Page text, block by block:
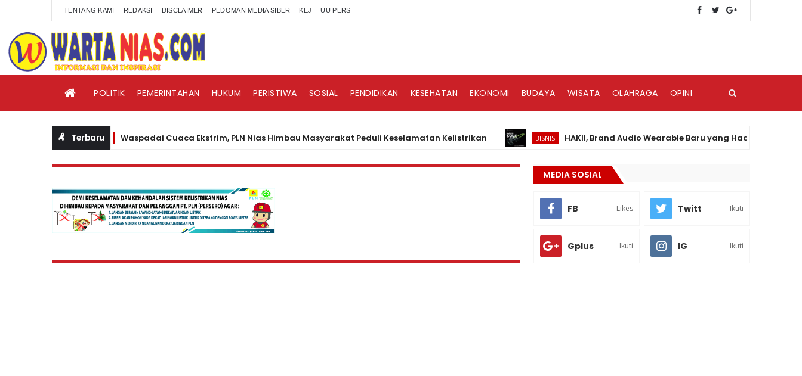
TENTANG KAMI REDAKSI DISCLAIMER PEDOMAN MEDIA SIBER KEJ UU PERS
POLITIK PEMERINTAHAN HUKUM PERISTIWA SOSIAL PENDIDIKAN KESEHATAN EKONOMI BUDAYA WISATA OLAHRAGA OPINI
Terbaru
BERITA Waspadai Cuaca Ekstrim, PLN Nias Himbau Masyarakat Peduli Keselamatan Kelistrikan BISNIS HAKII, Brand Audio Wearable Baru yang Hadir di Pasar
MEDIA SOSIAL
FB Likes Twitt Ikuti
Gplus Ikuti IG Ikuti